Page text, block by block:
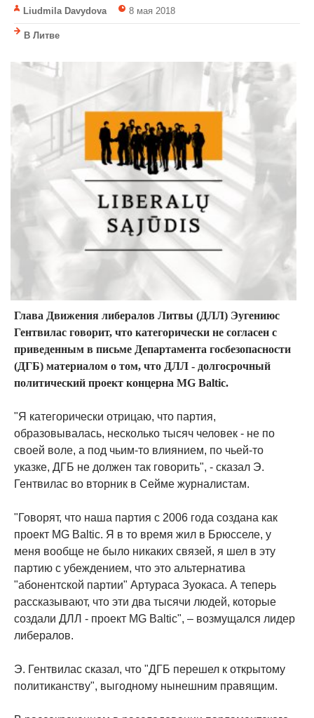
Liudmila Davydova 8 мая 2018
В Литве
Глава Движения либералов Литвы (ДЛЛ) Эугениюс
Гентвилас говорит, что категорически не согласен с
приведенным в письме Департамента госбезопасности
(ДГБ) материалом о том, что ДЛЛ - долгосрочный
политический проект концерна MG Baltic.
"Я категорически отрицаю, что партия,
образовывалась, несколько тысяч человек - не по
своей воле, а под чьим-то влиянием, по чьей-то
указке, ДГБ не должен так говорить", - сказал Э.
Гентвилас во вторник в Сейме журналистам.
"Говорят, что наша партия с 2006 года создана как
проект MG Baltic. Я в то время жил в Брюсселе, у
меня вообще не было никаких связей, я шел в эту
партию с убеждением, что это альтернатива
"абонентской партии" Артураса Зуокаса. А теперь
рассказывают, что эти два тысячи людей, которые
создали ДЛЛ - проект MG Baltic", – возмущался лидер
либералов.
Э. Гентвилас сказал, что "ДГБ перешел к открытому
политиканству", выгодному нынешним правящим.